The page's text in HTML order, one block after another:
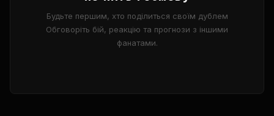
Будьте першим, хто поділиться своїм дублем
Обговоріть бій, реакцію та прогнози з іншими
фанатами.